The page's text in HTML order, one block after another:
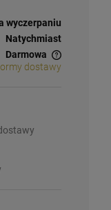
wyczerpaniu
Natychmiast
Darmowa
dostawy